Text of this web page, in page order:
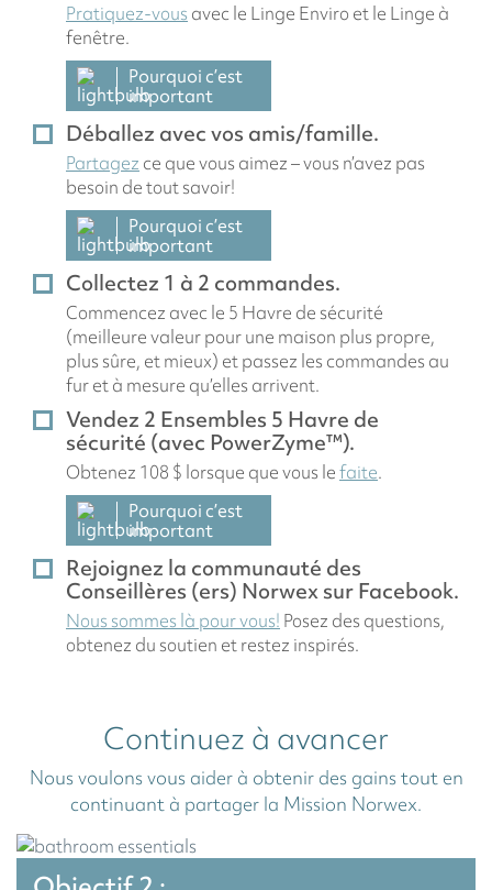
Pratiquez-vous avec le Linge Enviro et le Linge à
fenêtre.
Pourquoi c’est
important
Déballez avec vos amis/famille.
Partagez ce que vous aimez – vous n’avez pas
besoin de tout savoir!
Pourquoi c’est
important
Collectez 1 à 2 commandes.
Commencez avec le 5 Havre de sécurité
(meilleure valeur pour une maison plus propre,
plus sûre, et mieux) et passez les commandes au
fur et à mesure qu’elles arrivent.
Vendez 2 Ensembles 5 Havre de
sécurité (avec PowerZyme™).
Obtenez 108 $ lorsque que vous lefaite.
Pourquoi c’est
important
Rejoignez la communauté des
Conseillères (ers) Norwex sur Facebook.
Nous sommes là pour vous! Posez des questions,
obtenez du soutien et restez inspirés.
Continuez à avancer
Nous voulons vous aider à obtenir des gains tout en
continuant à partager la Mission Norwex.